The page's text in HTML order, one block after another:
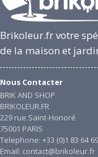
Brikoleur.fr votre
de la maison et
Nous Contacter
BRIK AND SHOP
BRIKOLEUR.FR
229 rue Saint-Honoré
75001 PARIS
Telephone: +33 (0)1 83 64
Email: contact@brikoleur.fr